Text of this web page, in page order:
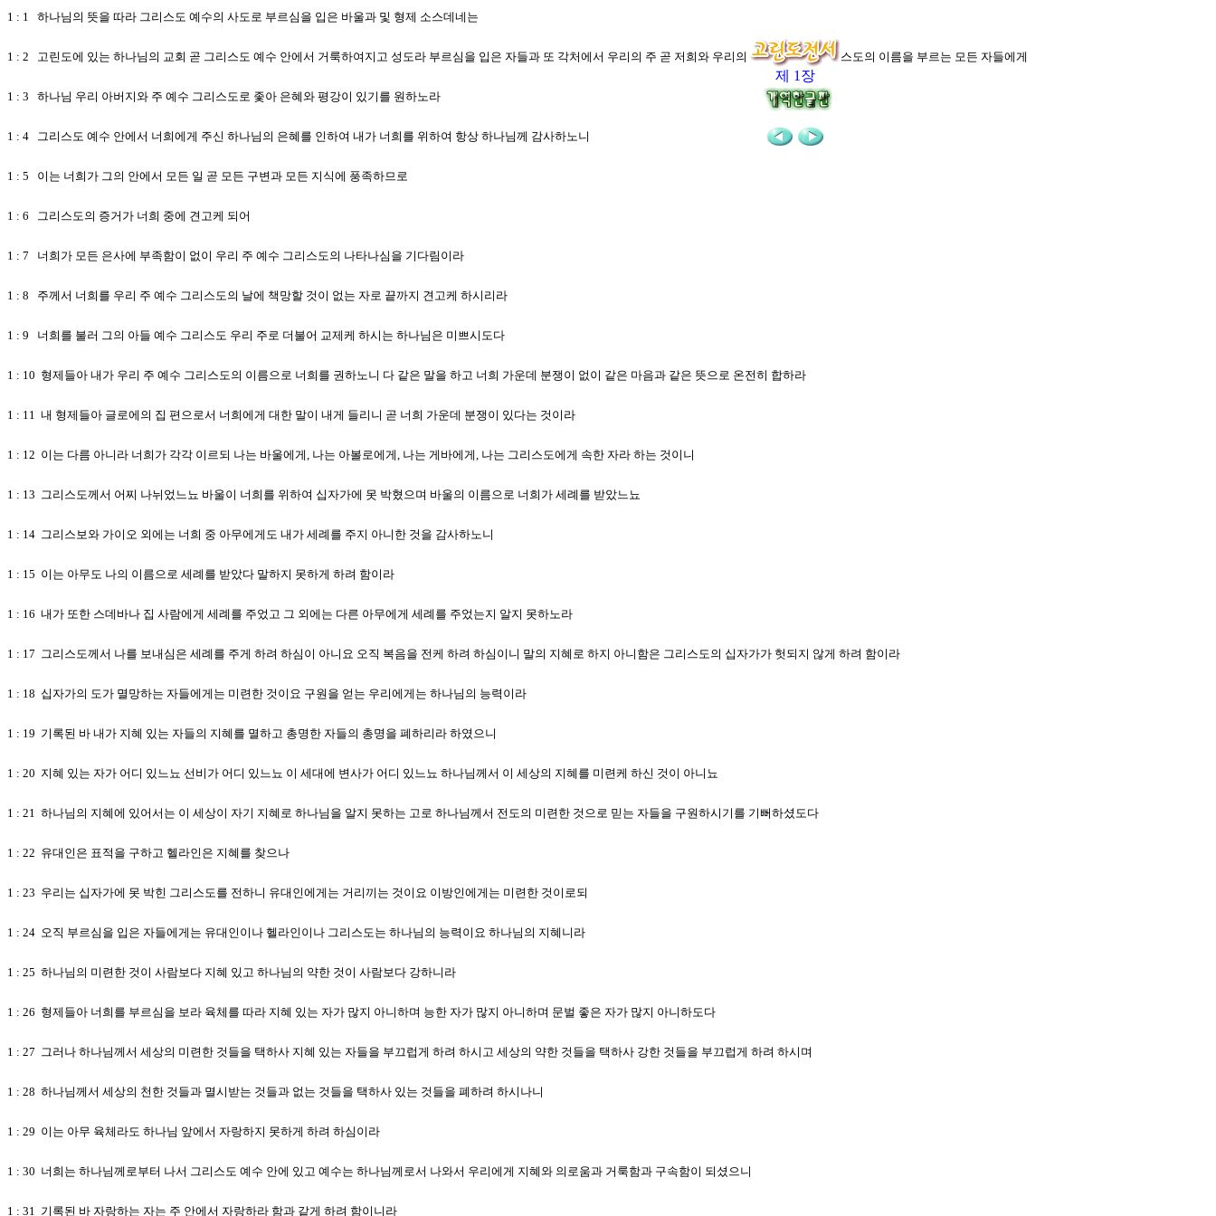
제 1장
1 : 1 하나님의 뜻을 따라 그리스도 예수의 사도로 부르심을 입은 바울과 및 형제 소스데네는
1 : 2 고린도에 있는 하나님의 교회 곧 그리스도 예수 안에서 거룩하여지고 성도라 부르심을 입은 자들과 또 각처에서 우리의 주 곧 저희와 우리의 주 되신 예수 그리스도의 이름을 부르는 모든 자들에게
1 : 3 하나님 우리 아버지와 주 예수 그리스도로 좇아 은혜와 평강이 있기를 원하노라
1 : 4 그리스도 예수 안에서 너희에게 주신 하나님의 은혜를 인하여 내가 너희를 위하여 항상 하나님께 감사하노니
1 : 5 이는 너희가 그의 안에서 모든 일 곧 모든 구변과 모든 지식에 풍족하므로
1 : 6 그리스도의 증거가 너희 중에 견고케 되어
1 : 7 너희가 모든 은사에 부족함이 없이 우리 주 예수 그리스도의 나타나심을 기다림이라
1 : 8 주께서 너희를 우리 주 예수 그리스도의 날에 책망할 것이 없는 자로 끝까지 견고케 하시리라
1 : 9 너희를 불러 그의 아들 예수 그리스도 우리 주로 더불어 교제케 하시는 하나님은 미쁘시도다
1 : 10 형제들아 내가 우리 주 예수 그리스도의 이름으로 너희를 권하노니 다 같은 말을 하고 너희 가운데 분쟁이 없이 같은 마음과 같은 뜻으로 온전히 합하라
1 : 11 내 형제들아 글로에의 집 편으로서 너희에게 대한 말이 내게 들리니 곧 너희 가운데 분쟁이 있다는 것이라
1 : 12 이는 다름 아니라 너희가 각각 이르되 나는 바울에게, 나는 아볼로에게, 나는 게바에게, 나는 그리스도에게 속한 자라 하는 것이니
1 : 13 그리스도께서 어찌 나뉘었느뇨 바울이 너희를 위하여 십자가에 못 박혔으며 바울의 이름으로 너희가 세례를 받았느뇨
1 : 14 그리스보와 가이오 외에는 너희 중 아무에게도 내가 세례를 주지 아니한 것을 감사하노니
1 : 15 이는 아무도 나의 이름으로 세례를 받았다 말하지 못하게 하려 함이라
1 : 16 내가 또한 스데바나 집 사람에게 세례를 주었고 그 외에는 다른 아무에게 세례를 주었는지 알지 못하노라
1 : 17 그리스도께서 나를 보내심은 세례를 주게 하려 하심이 아니요 오직 복음을 전케 하려 하심이니 말의 지혜로 하지 아니함은 그리스도의 십자가가 헛되지 않게 하려 함이라
1 : 18 십자가의 도가 멸망하는 자들에게는 미련한 것이요 구원을 얻는 우리에게는 하나님의 능력이라
1 : 19 기록된 바 내가 지혜 있는 자들의 지혜를 멸하고 총명한 자들의 총명을 폐하리라 하였으니
1 : 20 지혜 있는 자가 어디 있느뇨 선비가 어디 있느뇨 이 세대에 변사가 어디 있느뇨 하나님께서 이 세상의 지혜를 미련케 하신 것이 아니뇨
1 : 21 하나님의 지혜에 있어서는 이 세상이 자기 지혜로 하나님을 알지 못하는 고로 하나님께서 전도의 미련한 것으로 믿는 자들을 구원하시기를 기뻐하셨도다
1 : 22 유대인은 표적을 구하고 헬라인은 지혜를 찾으나
1 : 23 우리는 십자가에 못 박힌 그리스도를 전하니 유대인에게는 거리끼는 것이요 이방인에게는 미련한 것이로되
1 : 24 오직 부르심을 입은 자들에게는 유대인이나 헬라인이나 그리스도는 하나님의 능력이요 하나님의 지혜니라
1 : 25 하나님의 미련한 것이 사람보다 지혜 있고 하나님의 약한 것이 사람보다 강하니라
1 : 26 형제들아 너희를 부르심을 보라 육체를 따라 지혜 있는 자가 많지 아니하며 능한 자가 많지 아니하며 문벌 좋은 자가 많지 아니하도다
1 : 27 그러나 하나님께서 세상의 미련한 것들을 택하사 지혜 있는 자들을 부끄럽게 하려 하시고 세상의 약한 것들을 택하사 강한 것들을 부끄럽게 하려 하시며
1 : 28 하나님께서 세상의 천한 것들과 멸시받는 것들과 없는 것들을 택하사 있는 것들을 폐하려 하시나니
1 : 29 이는 아무 육체라도 하나님 앞에서 자랑하지 못하게 하려 하심이라
1 : 30 너희는 하나님께로부터 나서 그리스도 예수 안에 있고 예수는 하나님께로서 나와서 우리에게 지혜와 의로움과 거룩함과 구속함이 되셨으니
1 : 31 기록된 바 자랑하는 자는 주 안에서 자랑하라 함과 같게 하려 함이니라